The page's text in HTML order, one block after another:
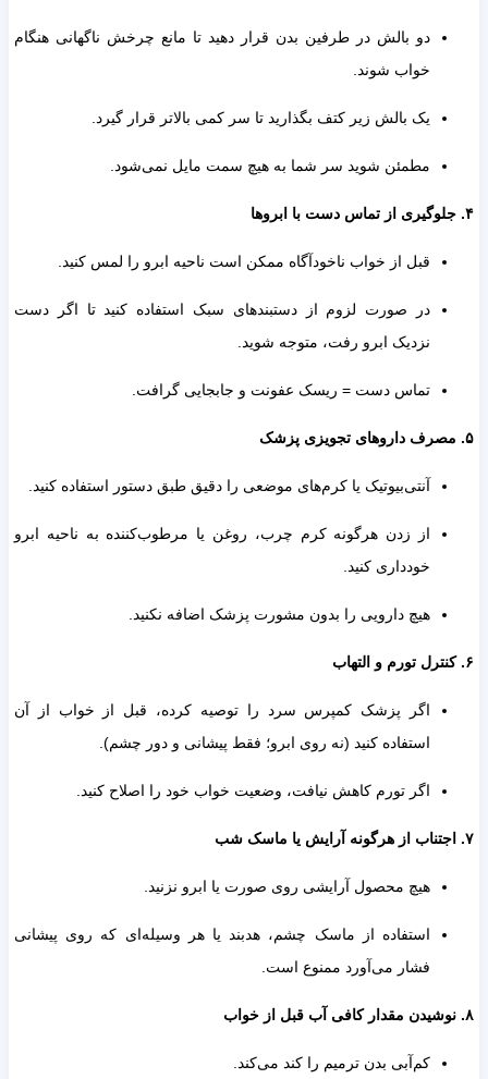
دو بالش در طرفین بدن قرار دهید تا مانع چرخش ناگهانی هنگام
خواب شوند.
یک بالش زیر کتف بگذارید تا سر کمی بالاتر قرار گیرد.
مطمئن شوید سر شما به هیچ سمت مایل نمی‌شود.
قبل از خواب ناخودآگاه ممکن است ناحیه ابرو را لمس کنید.
در صورت لزوم از دستبندهای سبک استفاده کنید تا اگر دست
نزدیک ابرو رفت، متوجه شوید.
تماس دست = ریسک عفونت و جابجایی گرافت.
آنتی‌بیوتیک یا کرم‌های موضعی را دقیق طبق دستور استفاده کنید.
از زدن هرگونه کرم چرب، روغن یا مرطوب‌کننده به ناحیه ابرو
خودداری کنید.
هیچ دارویی را بدون مشورت پزشک اضافه نکنید.
اگر پزشک کمپرس سرد را توصیه کرده، قبل از خواب از آن
استفاده کنید (نه روی ابرو؛ فقط پیشانی و دور چشم).
اگر تورم کاهش نیافت، وضعیت خواب خود را اصلاح کنید.
هیچ محصول آرایشی روی صورت یا ابرو نزنید.
استفاده از ماسک چشم، هدبند یا هر وسیله‌ای که روی پیشانی
فشار می‌آورد ممنوع است.
کم‌آبی بدن ترمیم را کند می‌کند.